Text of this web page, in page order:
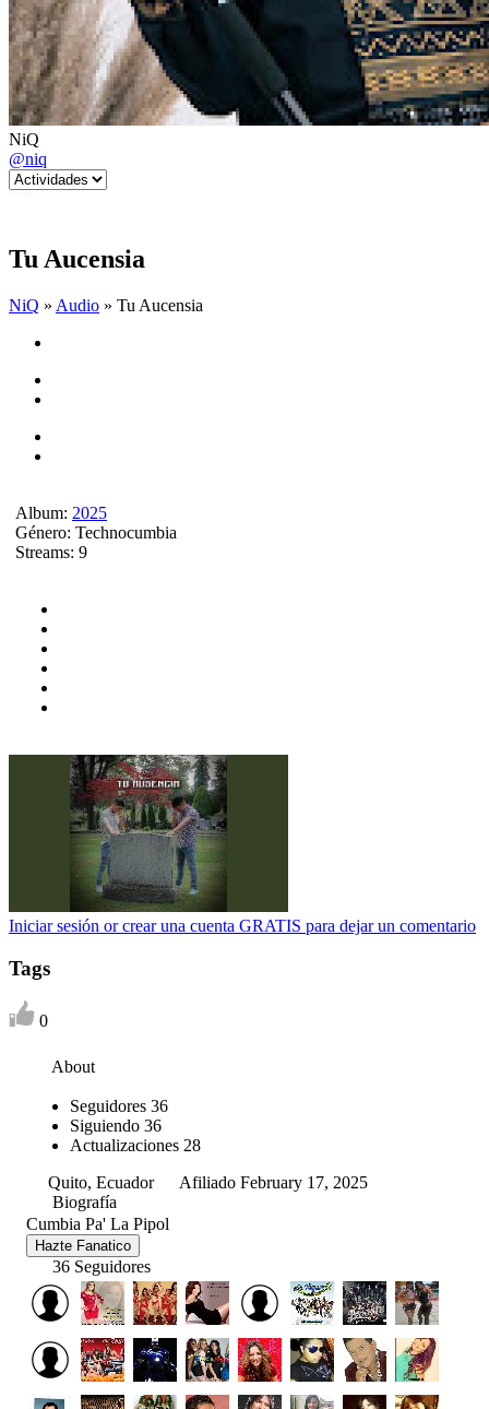
NiQ
@niq
Tu Aucensia
NiQ » Audio » Tu Aucensia
Album: 2025
Género: Technocumbia
Streams: 9
Iniciar sesión or crear una cuenta GRATIS para dejar un comentario
Tags
0
About
Seguidores 36
Siguiendo 36
Actualizaciones 28
Quito, Ecuador
Afiliado February 17, 2025
Biografía
Cumbia Pa' La Pipol
Hazte Fanatico
36 Seguidores